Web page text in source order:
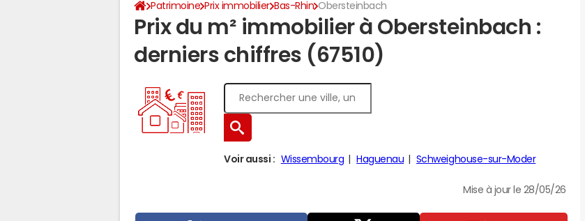
Patrimoine Prix immobilier Bas-Rhin Obersteinbach
Prix du m² immobilier à Obersteinbach :
derniers chiffres (67510)
Voir aussi : Wissembourg Haguenau Schweighouse-sur-Moder
Mise à jour le 28/05/26